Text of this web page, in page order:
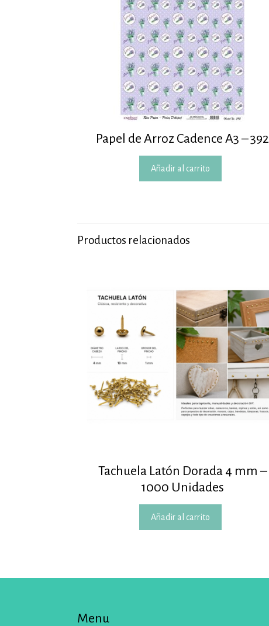
Papel de Arroz Cadence A3 – 392
Añadir al carrito
Productos relacionados
Tachuela Latón Dorada 4 mm –
1000 Unidades
Añadir al carrito
Menu